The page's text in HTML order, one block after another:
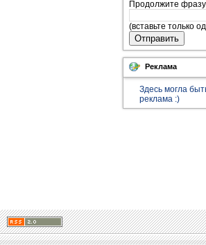
Продолжите
(вставьте только
Отправить
Реклама
Здесь могла
реклама :)